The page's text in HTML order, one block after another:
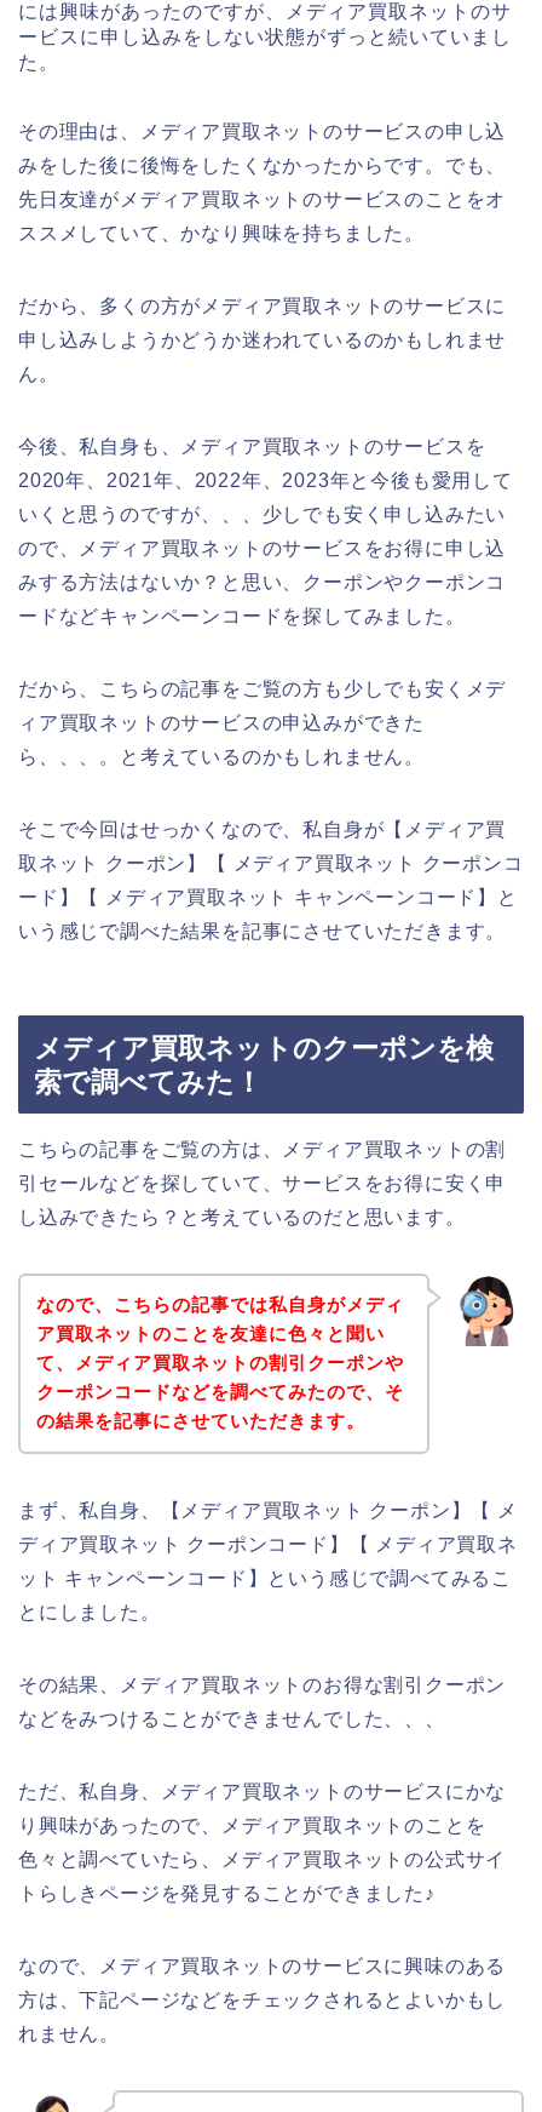
には興味があったのですが、メディア買取ネットのサ
ービスに申し込みをしない状態がずっと続いていまし
た。
その理由は、メディア買取ネットのサービスの申し込
みをした後に後悔をしたくなかったからです。でも、
先日友達がメディア買取ネットのサービスのことをオ
ススメしていて、かなり興味を持ちました。
だから、多くの方がメディア買取ネットのサービスに
申し込みしようかどうか迷われているのかもしれませ
ん。
今後、私自身も、メディア買取ネットのサービスを
2020年、2021年、2022年、2023年と今後も愛用して
いくと思うのですが、、、少しでも安く申し込みたい
ので、メディア買取ネットのサービスをお得に申し込
みする方法はないか？と思い、クーポンやクーポンコ
ードなどキャンペーンコードを探してみました。
だから、こちらの記事をご覧の方も少しでも安くメデ
ィア買取ネットのサービスの申込みができた
ら、、、。と考えているのかもしれません。
そこで今回はせっかくなので、私自身が【メディア買
取ネット クーポン】【 メディア買取ネット クーポンコ
ード】【 メディア買取ネット キャンペーンコード】と
いう感じで調べた結果を記事にさせていただきます。
メディア買取ネットのクーポンを検
索で調べてみた！
こちらの記事をご覧の方は、メディア買取ネットの割
引セールなどを探していて、サービスをお得に安く申
し込みできたら？と考えているのだと思います。
なので、こちらの記事では私自身がメディ
ア買取ネットのことを友達に色々と聞い
て、メディア買取ネットの割引クーポンや
クーポンコードなどを調べてみたので、そ
の結果を記事にさせていただきます。
まず、私自身、【メディア買取ネット クーポン】【 メ
ディア買取ネット クーポンコード】【 メディア買取ネ
ット キャンペーンコード】という感じで調べてみるこ
とにしました。
その結果、メディア買取ネットのお得な割引クーポン
などをみつけることができませんでした、、、
ただ、私自身、メディア買取ネットのサービスにかな
り興味があったので、メディア買取ネットのことを
色々と調べていたら、メディア買取ネットの公式サイ
トらしきページを発見することができました♪
なので、メディア買取ネットのサービスに興味のある
方は、下記ページなどをチェックされるとよいかもし
れません。